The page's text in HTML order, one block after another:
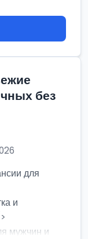
без
для
и
мужчин и